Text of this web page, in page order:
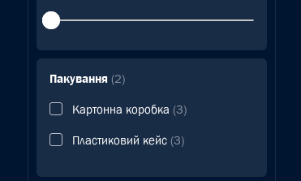
Пакування (2)
Картонна коробка (3)
Пластиковий кейс (3)